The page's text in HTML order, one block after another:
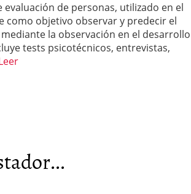
evaluación de personas, utilizado en el
como objetivo observar y predecir el
la observación en el desarrollo
tests psicotécnicos, entrevistas,